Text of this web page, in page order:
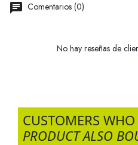
Comentarios (0)
No hay reseñas de
CUSTOMERS
PRODUCT ALSO